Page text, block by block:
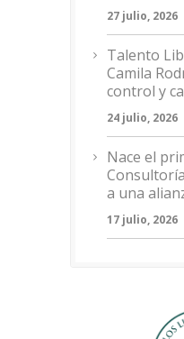
27 julio, 2026
Talento
Camila
control y
24 julio, 2026
Nace el
a una
17 julio, 2026